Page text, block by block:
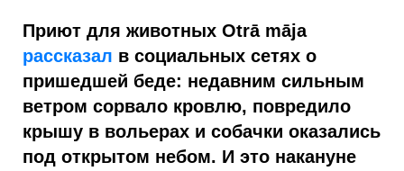
Приют для животных Otrā māja
рассказал в социальных сетях о
пришедшей беде: недавним сильным
ветром сорвало кровлю, повредило
крышу в вольерах и собачки оказались
под открытом небом. И это накануне